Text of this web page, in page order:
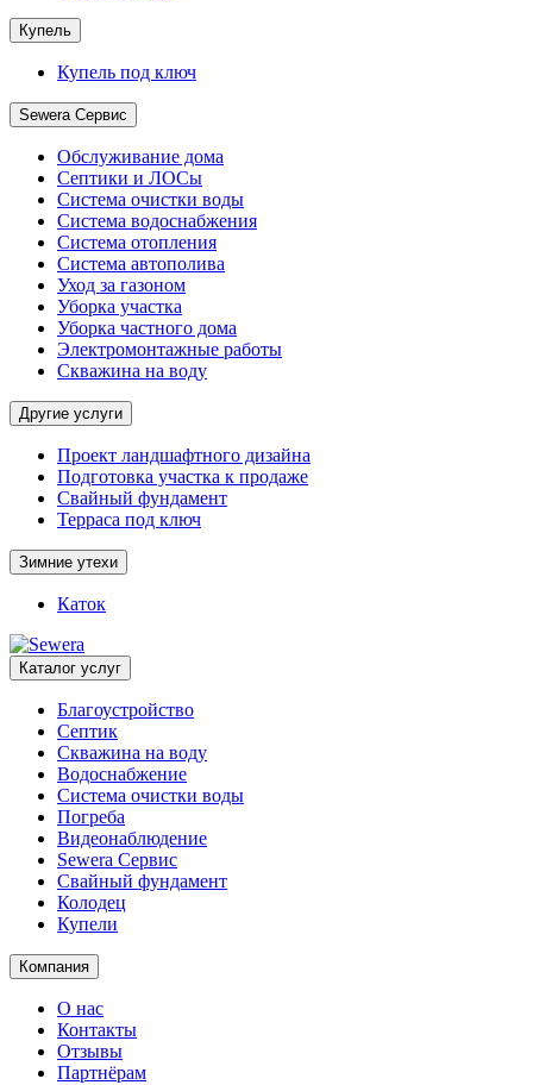
Купель
Купель под ключ
Sewera Сервис
Обслуживание дома
Септики и ЛОСы
Система очистки воды
Система водоснабжения
Система отопления
Система автополива
Уход за газоном
Уборка участка
Уборка частного дома
Электромонтажные работы
Скважина на воду
Другие услуги
Проект ландшафтного дизайна
Подготовка участка к продаже
Свайный фундамент
Терраса под ключ
Зимние утехи
Каток
Каталог услуг
Благоустройство
Септик
Скважина на воду
Водоснабжение
Система очистки воды
Погреба
Видеонаблюдение
Sewera Сервис
Свайный фундамент
Колодец
Купели
Компания
О нас
Контакты
Отзывы
Партнёрам